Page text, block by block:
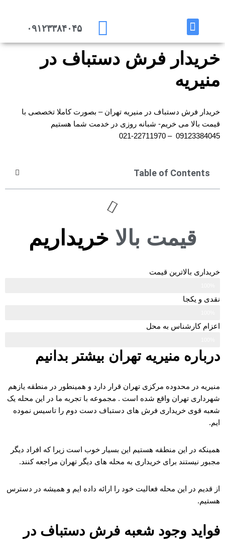
۰۹۱۲۳۳۸۴۰۴۵
خریدار فرش دستباف در
منیریه
خریدار فرش دستباف در منیریه تهران – بصورت کاملا تخصصی با
قیمت بالا می خریم- شبانه روزی در خدمت شما هستیم
09123384045 – 22711970-021
Table of Contents
قیمت بالا خریداریم
خریداری بالاترین قیمت
نقدی و یکجا
اعزام کارشناس به محل
درباره منیریه تهران بیشتر بدانیم
منیریه در محدوده مرکزی تهران قرار دارد و همینطور در منطقه یازهم
شهرداری تهران واقع شده است . مجموعه با تجربه ما در این محله یک
شعبه قوی خریداری فرش های دستباف دست دوم را تاسیس نموده
ایم.
همینکه در این منطقه هستیم این بسیار خوب است زیرا که افراد دیگر
مجبور نیستند برای خریداری به محله های دیگر تهران مراجعه کنند.
از قدیم در این محله فعالیت خود را ارائه داده ایم و همیشه در دسترس
هستیم.
فواید وجود شعبه فرش دستباف در